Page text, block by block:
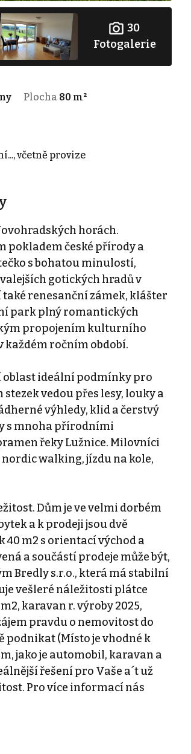
30
Fotogalerie
Plocha 80 m²
včetně provize
horách.
pokladem české přírody a
s bohatou minulostí,
gotických hradů v
renesanční zámek, klášter
park plný romantických
propojením kulturního
každém ročním období.
oblast ideální podmínky pro
vedou přes lesy, louky a
výhledy, klid a čerstvý
s mnoha přírodními
řeky Lužnice. Milovníci
walking, jízdu na kole,
Dům je ve velmi dorbém
a k prodeji jsou dvě
40 m2 s orientací východ a
a součástí prodeje může být,
Bredly s.r.o., která má stabilní
vešleré náležitosti plátce
karavan r. výroby 2025,
pravdu o nemovitost do
podnikat (Místo je vhodné k
jako je automobil, karavan a
řešení pro Vaše a´t už
Pro více informací nás